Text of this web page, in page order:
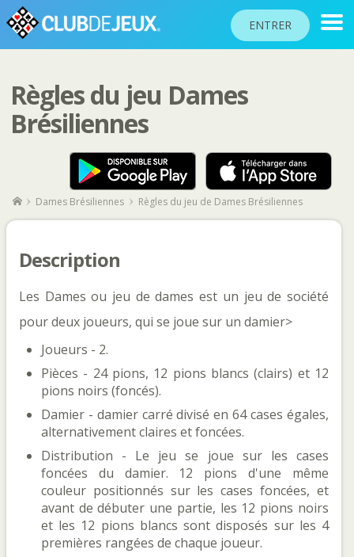
ENTRER
CLASSEMENTS
TOURNOIS
COMMUNAUTÉ
AIDE
PASSEPORT
JOUER
Langue du site
Règles du jeu Dames
Brésiliennes
Dames Brésiliennes Règles du jeu de Dames Brésiliennes
Description
Les Dames ou jeu de dames est un jeu de société
pour deux joueurs, qui se joue sur un damier>
Joueurs - 2.
Pièces - 24 pions, 12 pions blancs (clairs) et 12
pions noirs (foncés).
Damier - damier carré divisé en 64 cases égales,
alternativement claires et foncées.
Distribution - Le jeu se joue sur les cases
foncées du damier. 12 pions d'une même
couleur positionnés sur les cases foncées, et
avant de débuter une partie, les 12 pions noirs
et les 12 pions blancs sont disposés sur les 4
premières rangées de chaque joueur.